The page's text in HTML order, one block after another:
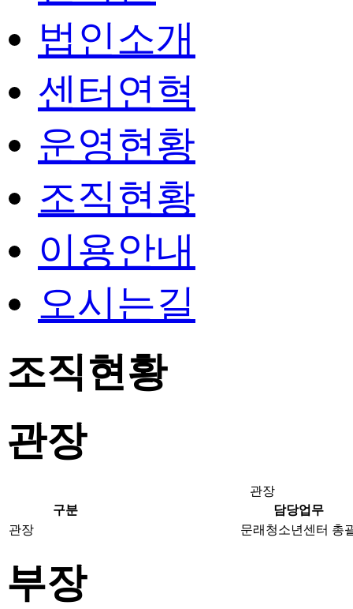
법인소개
센터연혁
운영현황
조직현황
이용안내
오시는길
조직현황
관장
관장
구분
담당업무
관장
문래청소년센터 총
부장